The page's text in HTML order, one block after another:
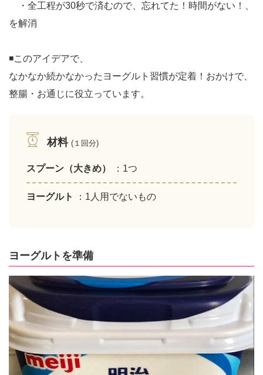
・全工程が30秒で済むので、忘れてた！時間がない！、
を解消
◾️このアイデアで、
なかなか続かなかったヨーグルト習慣が定着！おかけで、
整腸・お通じに役立っています。
材料 (１回分)
スプーン（大きめ） ：1つ
ヨーグルト ：1人用でないもの
ヨーグルトを準備